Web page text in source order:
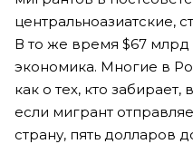
центральноазиатские,
В то же время $67 млрд
экономика. Многие в
как о тех, кто
если мигрант
страну, пять долларов